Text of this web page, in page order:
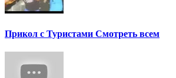
Прикол с Туристами Смотреть всем